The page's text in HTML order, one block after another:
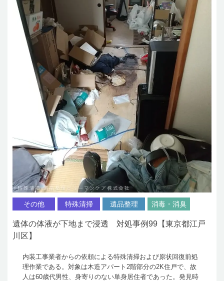
その他 特殊清掃 遺品整理 消毒・消臭
遺体の体液が下地まで浸透 対処事例99【東京都江戸
川区】
内装工事業者からの依頼による特殊清掃および原状回復前処
理作業である。対象は木造アパート2階部分の2K住戸で、故
人は60歳代男性、身寄りのない単身居住者であった。発見時